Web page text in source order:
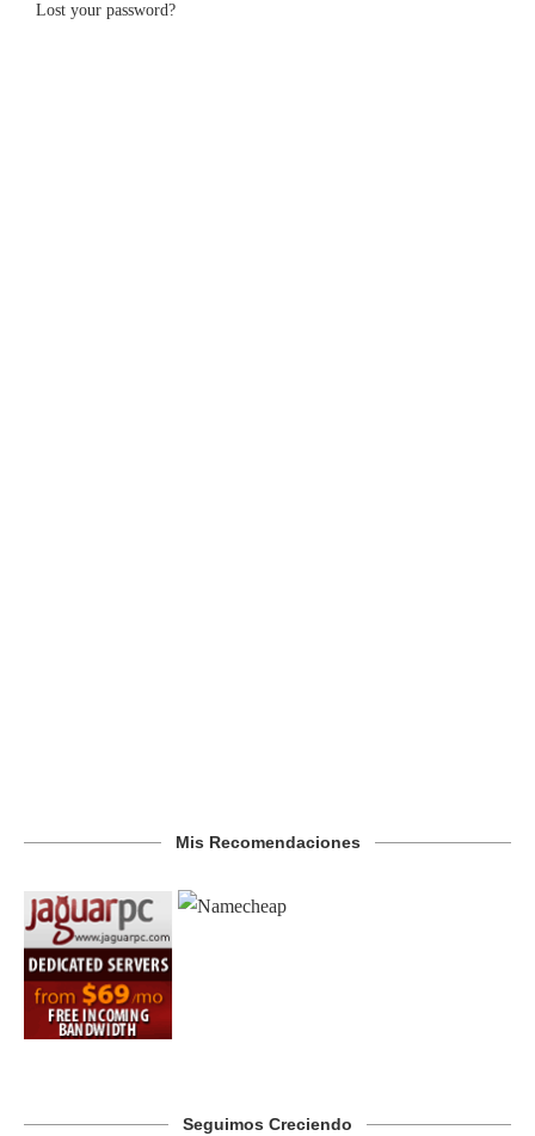
Lost your password?
Mis Recomendaciones
Seguimos Creciendo